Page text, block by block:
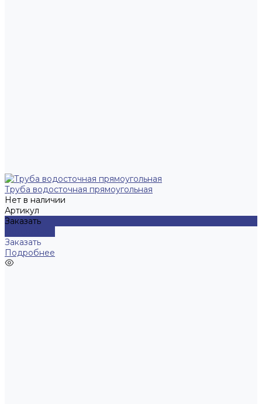
Труба водосточная прямоугольная
Нет в наличии
Артикул
Заказать
Заказать
Подробнее